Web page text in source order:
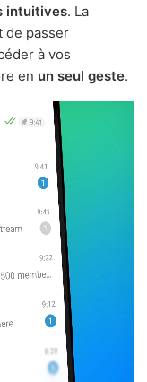
intuitives. La
de passer
à vos
en un seul geste.